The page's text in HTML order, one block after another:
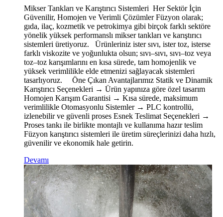
Mikser Tankları ve Karıştırıcı Sistemleri Her Sektör İçin
Güvenilir, Homojen ve Verimli Çözümler Füzyon olarak;
gıda, ilaç, kozmetik ve petrokimya gibi birçok farklı sektöre
yönelik yüksek performanslı mikser tankları ve karıştırıcı
sistemleri üretiyoruz. Ürünleriniz ister sıvı, ister toz, isterse
farklı viskozite ve yoğunlukta olsun; sıvı–sıvı, sıvı–toz veya
toz–toz karışımlarını en kısa sürede, tam homojenlik ve
yüksek verimlilikle elde etmenizi sağlayacak sistemleri
tasarlıyoruz. Öne Çıkan Avantajlarımız Statik ve Dinamik
Karıştırıcı Seçenekleri → Ürün yapınıza göre özel tasarım
Homojen Karışım Garantisi → Kısa sürede, maksimum
verimlilikle Otomasyonlu Sistemler → PLC kontrollü,
izlenebilir ve güvenli proses Esnek Teslimat Seçenekleri →
Proses tankı ile birlikte montajlı ve kullanıma hazır teslim
Füzyon karıştırıcı sistemleri ile üretim süreçlerinizi daha hızlı,
güvenilir ve ekonomik hale getirin.
Devamı